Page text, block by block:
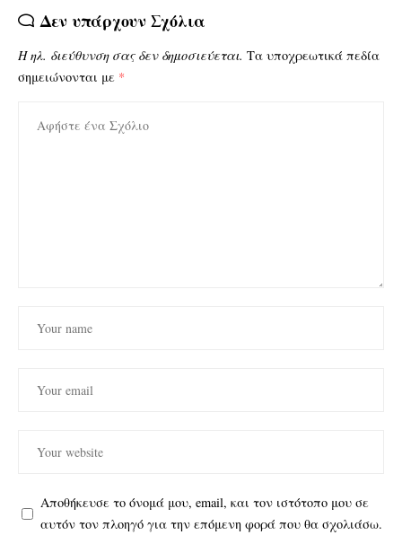
Δεν υπάρχουν Σχόλια
Η ηλ. διεύθυνση σας δεν δημοσιεύεται. Τα υποχρεωτικά πεδία
σημειώνονται με *
Αποθήκευσε το όνομά μου, email, και τον ιστότοπο μου σε
αυτόν τον πλοηγό για την επόμενη φορά που θα σχολιάσω.